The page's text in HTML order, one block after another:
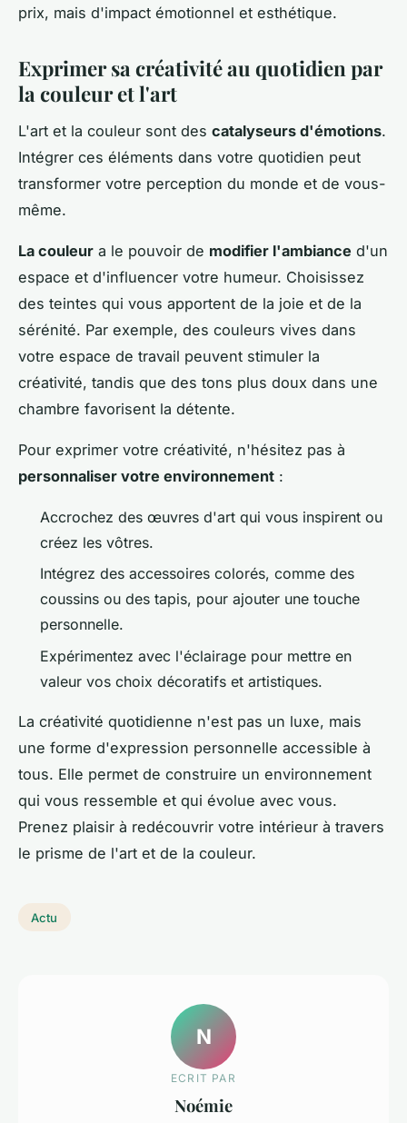
prix, mais d'impact émotionnel et esthétique.
Exprimer sa créativité au quotidien par
la couleur et l'art
L'art et la couleur sont des catalyseurs d'émotions.
Intégrer ces éléments dans votre quotidien peut
transformer votre perception du monde et de vous-
même.
La couleur a le pouvoir de modifier l'ambiance d'un
espace et d'influencer votre humeur. Choisissez
des teintes qui vous apportent de la joie et de la
sérénité. Par exemple, des couleurs vives dans
votre espace de travail peuvent stimuler la
créativité, tandis que des tons plus doux dans une
chambre favorisent la détente.
Pour exprimer votre créativité, n'hésitez pas à
personnaliser votre environnement :
Accrochez des œuvres d'art qui vous inspirent ou
créez les vôtres.
Intégrez des accessoires colorés, comme des
coussins ou des tapis, pour ajouter une touche
personnelle.
Expérimentez avec l'éclairage pour mettre en
valeur vos choix décoratifs et artistiques.
La créativité quotidienne n'est pas un luxe, mais
une forme d'expression personnelle accessible à
tous. Elle permet de construire un environnement
qui vous ressemble et qui évolue avec vous.
Prenez plaisir à redécouvrir votre intérieur à travers
le prisme de l'art et de la couleur.
Actu
N
ECRIT PAR
Noémie